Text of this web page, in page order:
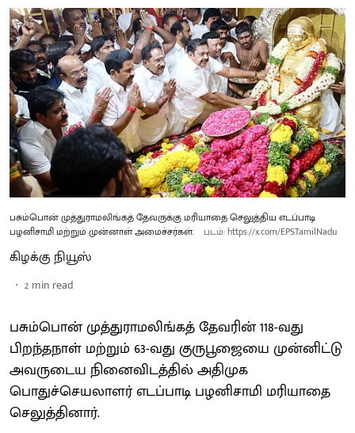
பசும்பொன் முத்துராமலிங்கத் தேவருக்கு மரியாதை செலுத்திய எடப்பாடி
பழனிசாமி மற்றும் முன்னாள் அமைச்சர்கள்.
படம்: https://x.com/EPSTamilNadu
கிழக்கு நியூஸ்
2 min read
பசும்பொன் முத்துராமலிங்கத் தேவரின் 118-வது
பிறந்தநாள் மற்றும் 63-வது குருபூஜையை முன்னிட்டு
அவருடைய நினைவிடத்தில் அதிமுக
பொதுச்செயலாளர் எடப்பாடி பழனிசாமி மரியாதை
செலுத்தினார்.